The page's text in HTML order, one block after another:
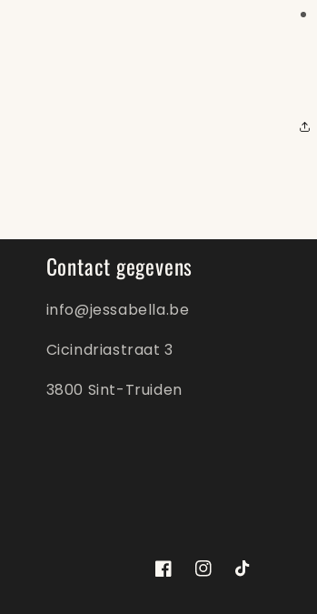
Contact gegevens
info@jessabella.be
Cicindriastraat 3
3800 Sint-Truiden
FacebookInstagram
TikTok